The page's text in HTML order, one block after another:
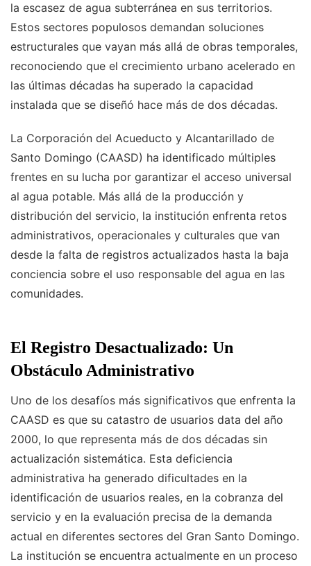
la escasez de agua subterránea en sus territorios.
Estos sectores populosos demandan soluciones
estructurales que vayan más allá de obras temporales,
reconociendo que el crecimiento urbano acelerado en
las últimas décadas ha superado la capacidad
instalada que se diseñó hace más de dos décadas.
La Corporación del Acueducto y Alcantarillado de
Santo Domingo (CAASD) ha identificado múltiples
frentes en su lucha por garantizar el acceso universal
al agua potable. Más allá de la producción y
distribución del servicio, la institución enfrenta retos
administrativos, operacionales y culturales que van
desde la falta de registros actualizados hasta la baja
conciencia sobre el uso responsable del agua en las
comunidades.
El Registro Desactualizado: Un
Obstáculo Administrativo
Uno de los desafíos más significativos que enfrenta la
CAASD es que su catastro de usuarios data del año
2000, lo que representa más de dos décadas sin
actualización sistemática. Esta deficiencia
administrativa ha generado dificultades en la
identificación de usuarios reales, en la cobranza del
servicio y en la evaluación precisa de la demanda
actual en diferentes sectores del Gran Santo Domingo.
La institución se encuentra actualmente en un proceso